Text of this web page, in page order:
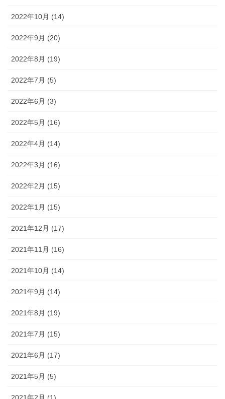
2022年10月 (14)
2022年9月 (20)
2022年8月 (19)
2022年7月 (5)
2022年6月 (3)
2022年5月 (16)
2022年4月 (14)
2022年3月 (16)
2022年2月 (15)
2022年1月 (15)
2021年12月 (17)
2021年11月 (16)
2021年10月 (14)
2021年9月 (14)
2021年8月 (19)
2021年7月 (15)
2021年6月 (17)
2021年5月 (5)